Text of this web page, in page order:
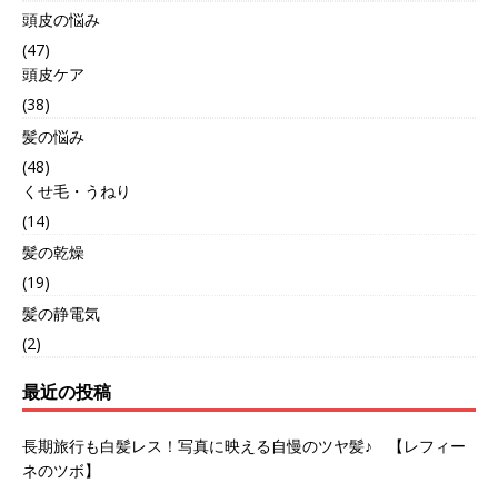
頭皮の悩み
(47)
頭皮ケア
(38)
髪の悩み
(48)
くせ毛・うねり
(14)
髪の乾燥
(19)
髪の静電気
(2)
最近の投稿
長期旅行も白髪レス！写真に映える自慢のツヤ髪♪ 【レフィー
ネのツボ】